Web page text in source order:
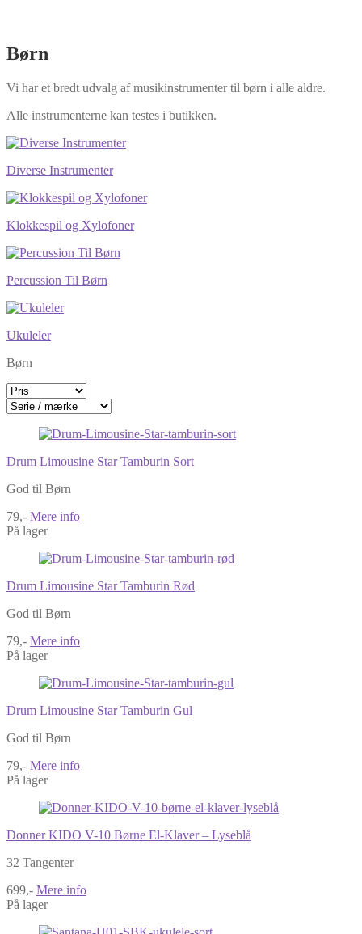
Børn
Vi har et bredt udvalg af musikinstrumenter til børn i alle aldre.
Alle instrumenterne kan testes i butikken.
Diverse Instrumenter
Klokkespil og Xylofoner
Percussion Til Børn
Ukuleler
Børn
Drum Limousine Star Tamburin Sort
God til Børn
79,- Mere info
På lager
Drum Limousine Star Tamburin Rød
God til Børn
79,- Mere info
På lager
Drum Limousine Star Tamburin Gul
God til Børn
79,- Mere info
På lager
Donner KIDO V-10 Børne El-Klaver – Lyseblå
32 Tangenter
699,- Mere info
På lager